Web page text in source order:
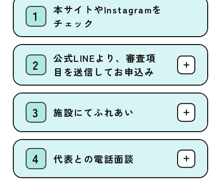
本サイトやInstagramを
チェック
公式LINEより、審査項
目を送信してお申込み
施設にてふれあい
代表との電話面談